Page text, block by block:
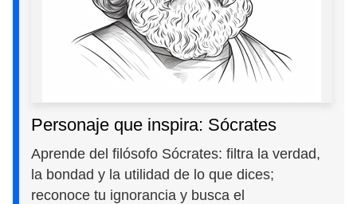
Personaje que inspira: Sócrates
Aprende del filósofo Sócrates: filtra la verdad,
la bondad y la utilidad de lo que dices;
reconoce tu ignorancia y busca el